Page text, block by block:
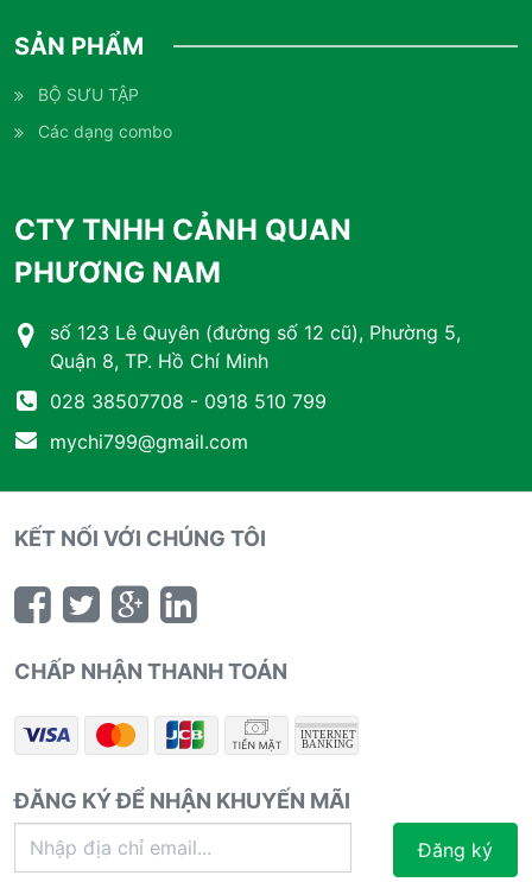
CTY TNHH CẢNH QUAN
PHƯƠNG NAM
số 123 Lê Quyên (đường số 12 cũ), Phường 5,
Quận 8, TP. Hồ Chí Minh
028 38507708 - 0918 510 799
mychi799@gmail.com
SẢN PHẨM
BỘ SƯU TẬP
Các dạng combo
KẾT NỐI VỚI CHÚNG TÔI
CHẤP NHẬN THANH TOÁN
ĐĂNG KÝ ĐỂ NHẬN KHUYẾN MÃI
Đăng ký